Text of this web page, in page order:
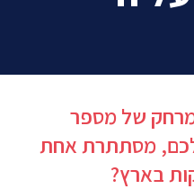
של מספר
מסתתרת אחת
בארץ?